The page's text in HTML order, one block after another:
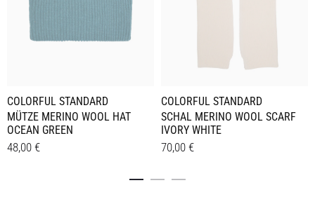
COLORFUL STANDARD
MÜTZE MERINO WOOL HAT
OCEAN GREEN
48,00 €
COLORFUL STANDARD
SCHAL MERINO WOOL SCARF
IVORY WHITE
70,00 €